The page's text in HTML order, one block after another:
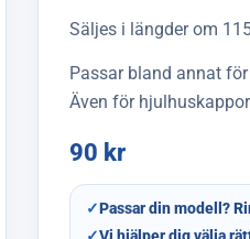
Säljes i längder om
Passar bland annat
Även för
90 kr
✓Passar din modell?